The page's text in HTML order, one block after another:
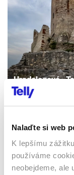
Nalaďte si web
K lepšímu
používáme
neobejdeme, ale
Hradologové –
hradů Maďarsko
2022 | Maďarsko |
Dokumenty /
Sledujte